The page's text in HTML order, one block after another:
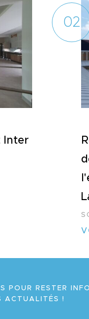
Inter
02
POUR RESTER
ACTUALITÉS !